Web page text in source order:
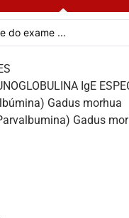
IgE
Gadus morhua
Gadus